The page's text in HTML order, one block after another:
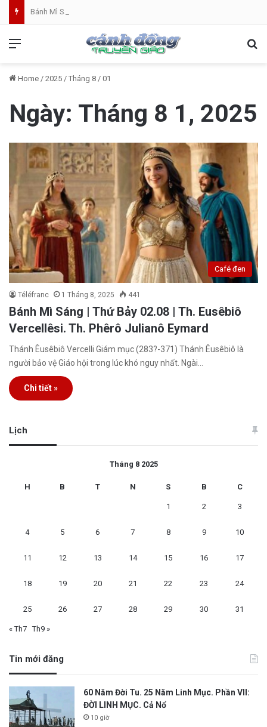
Home / 2025 / Tháng 8 / 01
Ngày: Tháng 8 1, 2025
Café đen
Téléfranc 1 Tháng 8, 2025 441
Bánh Mì Sáng | Thứ Bảy 02.08 | Th. Eusêbiô
Vercellêsi. Th. Phêrô Julianô Eymard
Thánh Êusêbiô Vercelli Giám mục (283?-371) Thánh Êusêbiô là
người bảo vệ Giáo hội trong lúc khó nguy nhất. Ngài…
Chi tiết »
Lịch
Tháng 8 2025
H B T N S B C
1 2 3
4 5 6 7 8 9 10
11 12 13 14 15 16 17
18 19 20 21 22 23 24
25 26 27 28 29 30 31
« Th7 Th9 »
Tin mới đăng
60 Năm Đời Tu. 25 Năm Linh Mục. Phần VII:
ĐỜI LINH MỤC. Cả Nổ
10 giờ